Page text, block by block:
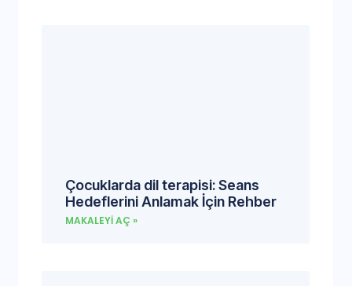
Çocuklarda dil terapisi: Seans
Hedeflerini Anlamak İçin Rehber
MAKALEYI AÇ »